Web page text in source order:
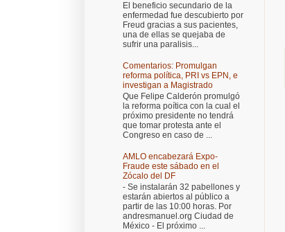
El beneficio secundario de la
enfermedad fue descubierto por
Freud gracias a sus pacientes,
una de ellas se quejaba de
sufrir una paralisis...
Comentarios: Promulgan
reforma política, PRI vs EPN, e
investigan a Magistrado
Que Felipe Calderón promulgó
la reforma poítica con la cual el
próximo presidente no tendrá
que tomar protesta ante el
Congreso en caso de ...
AMLO encabezará Expo-
Fraude este sábado en el
Zócalo del DF
- Se instalarán 32 pabellones y
estarán abiertos al público a
partir de las 10:00 horas. Por
andresmanuel.org Ciudad de
México - El próximo ...